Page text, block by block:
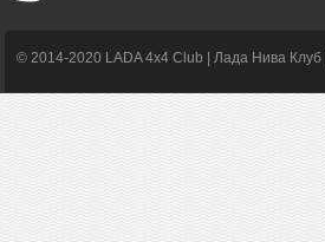
© 2014-2020 LADA 4x4 Club | Лада Нива Клуб |